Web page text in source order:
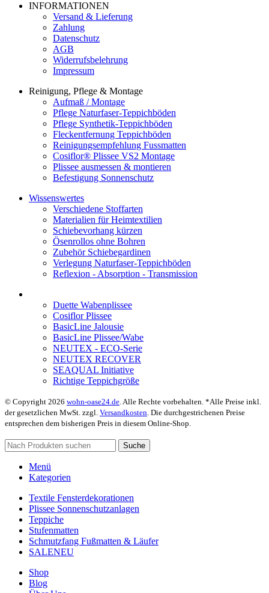
INFORMATIONEN
Versand & Lieferung
Zahlung
Datenschutz
AGB
Widerrufsbelehrung
Impressum
Reinigung, Pflege & Montage
Aufmaß / Montage
Pflege Naturfaser-Teppichböden
Pflege Synthetik-Teppichböden
Fleckentfernung Teppichböden
Reinigungsempfehlung Fussmatten
Cosiflor® Plissee VS2 Montage
Plissee ausmessen & montieren
Befestigung Sonnenschutz
Wissenswertes
Verschiedene Stoffarten
Materialien für Heimtextilien
Schiebevorhang kürzen
Ösenrollos ohne Bohren
Zubehör Schiebegardinen
Verlegung Naturfaser-Teppichböden
Reflexion - Absorption - Transmission
Duette Wabenplissee
Cosiflor Plissee
BasicLine Jalousie
BasicLine Plissee/Wabe
NEUTEX - ECO-Serie
NEUTEX RECOVER
SEAQUAL Initiative
Richtige Teppichgröße
© Copyright 2026 wohn-oase24.de. Alle Rechte vorbehalten. *Alle Preise inkl.
der gesetzlichen MwSt. zzgl. Versandkosten. Die durchgestrichenen Preise
entsprechen dem bisherigen Preis in diesem Online-Shop.
Suche
Menü
Kategorien
Textile Fensterdekorationen
Plissee Sonnenschutzanlagen
Teppiche
Stufenmatten
Schmutzfang Fußmatten & Läufer
SALENEU
Shop
Blog